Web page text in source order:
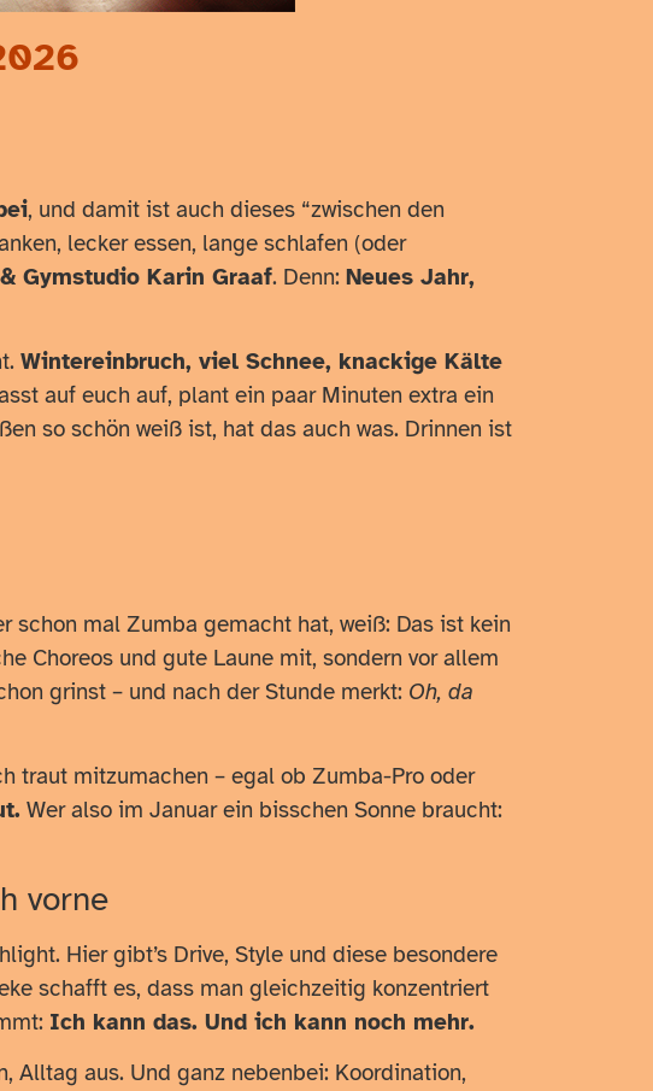
, und damit ist auch dieses “zwischen den
lecker essen, lange schlafen (oder
Gymstudio Karin Graaf. Denn: Neues Jahr,
Wintereinbruch, viel Schnee, knackige Kälte
auf euch auf, plant ein paar Minuten extra ein
so schön weiß ist, hat das auch was. Drinnen ist
schon mal Zumba gemacht hat, weiß: Das ist kein
Choreos und gute Laune mit, sondern vor allem
grinst – und nach der Stunde merkt: Oh, da
traut mitzumachen – egal ob Zumba-Pro oder
Wer also im Januar ein bisschen Sonne braucht:
vorne
Hier gibt’s Drive, Style und diese besondere
schafft es, dass man gleichzeitig konzentriert
Ich kann das. Und ich kann noch mehr.
Alltag aus. Und ganz nebenbei: Koordination,